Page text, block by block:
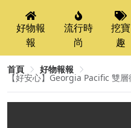
好物報
報
流行時
尚
挖寶
趣
首頁 好物報報
【好安心】Georgia Pacific 雙